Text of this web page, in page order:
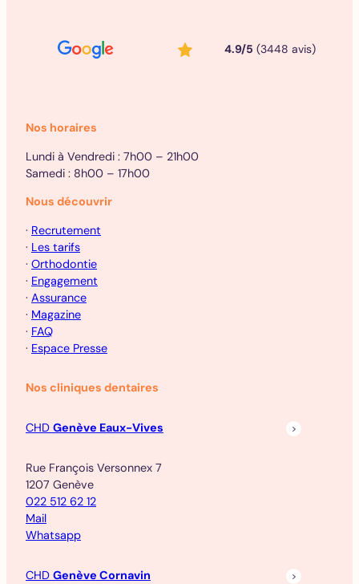
4.9/5 (3448 avis)
Nos horaires
Lundi à Vendredi : 7h00 – 21h00
Samedi : 8h00 – 17h00
Nous découvrir
· Recrutement
· Les tarifs
· Orthodontie
· Engagement
· Assurance
· Magazine
· FAQ
· Espace Presse
Nos cliniques dentaires
CHD Genève Eaux-Vives
Rue François Versonnex 7
1207 Genève
022 512 62 12
Mail
Whatsapp
CHD Genève Cornavin